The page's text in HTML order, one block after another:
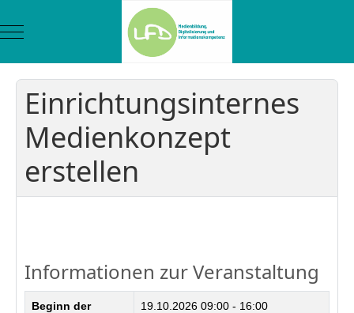
Mobile Menu Toggle
Einrichtungsinternes
Medienkonzept
erstellen
Informationen zur Veranstaltung
Beginn der
19.10.2026 09:00 - 16:00